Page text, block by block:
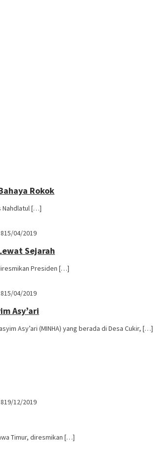
Rokok
Nahdlatul […]
15/04/2019
Sejarah
Presiden […]
15/04/2019
Asy’ari
Asy’ari (MINHA) yang berada di Desa Cukir, […]
19/12/2019
Timur, diresmikan […]